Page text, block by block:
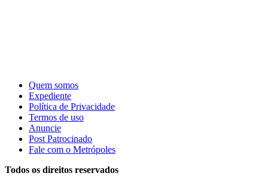
Quem somos
Expediente
Política de Privacidade
Termos de uso
Anuncie
Post Patrocinado
Fale com o Metrópoles
Todos os direitos reservados